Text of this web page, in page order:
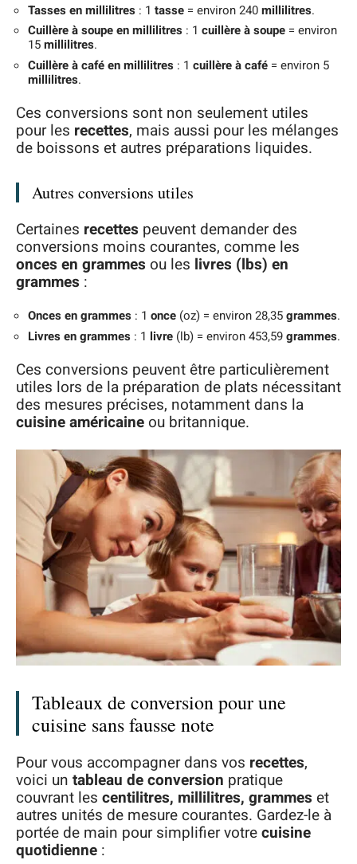
Tasses en millilitres : 1 tasse = environ 240millilitres.
Cuillère à soupe en millilitres : 1 cuillère à soupe = environ
15millilitres.
Cuillère à café en millilitres : 1 cuillère à café = environ 5
millilitres.
Ces conversions sont non seulement utiles
pour les recettes, mais aussi pour les mélanges
de boissons et autres préparations liquides.
Autres conversions utiles
Certaines recettes peuvent demander des
conversions moins courantes, comme les
onces en grammes ou les livres (lbs) en
grammes :
Onces en grammes : 1 once (oz) = environ 28,35grammes.
Livres en grammes : 1 livre (lb) = environ 453,59grammes.
Ces conversions peuvent être particulièrement
utiles lors de la préparation de plats nécessitant
des mesures précises, notamment dans la
cuisine américaine ou britannique.
Tableaux de conversion pour une
cuisine sans fausse note
Pour vous accompagner dans vos recettes,
voici un tableau de conversion pratique
couvrant les centilitres, millilitres, grammes et
autres unités de mesure courantes. Gardez-le à
portée de main pour simplifier votrecuisine
quotidienne :